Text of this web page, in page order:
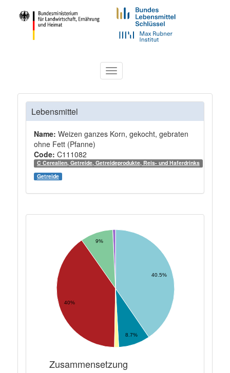
Toggle
navigation
Lebensmittel
Name: Weizen ganzes Korn, gekocht, gebraten
ohne Fett (Pfanne)
Code: C111082
C Cerealien, Getreide, Getreideprodukte, Reis- und Haferdrinks
Getreide
40.5%
8.7%
9%
40%
Zusammensetzung